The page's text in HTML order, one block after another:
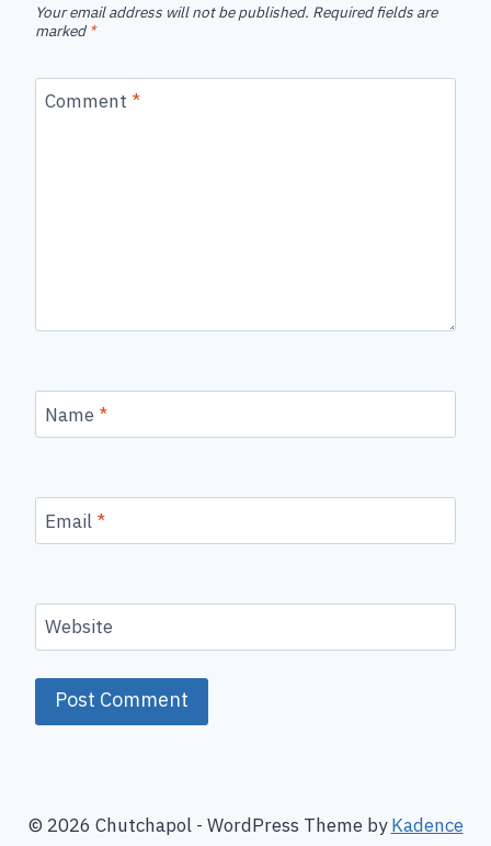
Your email address will not be published. Required fields are
marked*
Comment *
Name*
Email*
Website
© 2026 Chutchapol - WordPress Theme byKadence